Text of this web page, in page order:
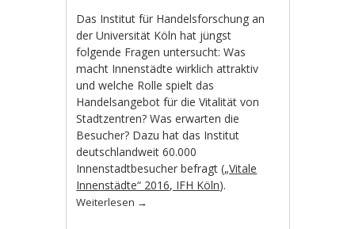
Das Institut für Handelsforschung an
der Universität Köln hat jüngst
folgende Fragen untersucht: Was
macht Innenstädte wirklich attraktiv
und welche Rolle spielt das
Handelsangebot für die Vitalität von
Stadtzentren? Was erwarten die
Besucher? Dazu hat das Institut
deutschlandweit 60.000
Innenstadtbesucher befragt („Vitale
Innenstädte“ 2016, IFH Köln).
Weiterlesen →